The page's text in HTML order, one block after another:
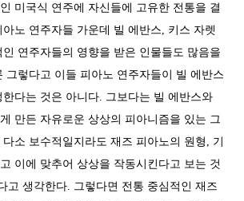
미국식 연주에 자신들에 고유한 전통을 결
노 연주자들 가운데 빌 에반스, 키스 자렛
연주자들의 영향을 받은 인물들도 많음을
그렇다고 이들 피아노 연주자들이 빌 에반스
다는 것은 아니다. 그보다는 빌 에반스와
만든 자유로운 상상의 피아니즘을 있는 그
소 보수적일지라도 재즈 피아노의 원형, 기
이에 맞추어 상상을 작동시킨다고 보는 것
고 생각한다. 그렇다면 전통 중심적인 재즈